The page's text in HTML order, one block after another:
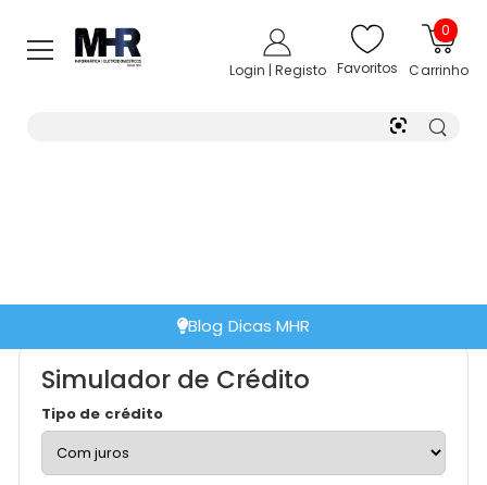
Login | Registo Favoritos
0
Carrinho
Blog Dicas MHR
Simulador de Crédito
Tipo de crédito